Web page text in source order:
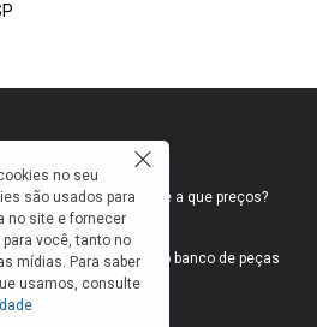
deputado
compro ingressos e a que preços?
perguntas, criamos o banco de peças
no seu
são usados para
no site e fornecer
você, tanto no
mídias. Para saber
usamos, consulte